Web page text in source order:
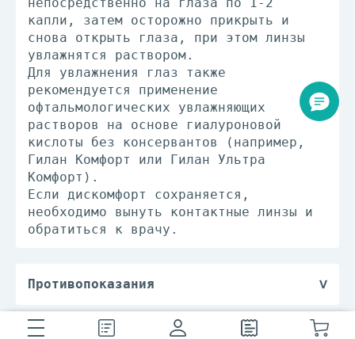
капли, затем осторожно прикрыть и
снова открыть глаза, при этом линзы
увлажнятся раствором.
Для увлажнения глаз также
рекомендуется применение
офтальмологических увлажняющих
растворов на основе гиалуроновой
кислоты без консервантов (например,
Гилан Комфорт или Гилан Ультра
Комфорт).
Если дискомфорт сохраняется,
необходимо вынуть контактные линзы и
обратиться к врачу.
Противопоказания
компонентам раствора.